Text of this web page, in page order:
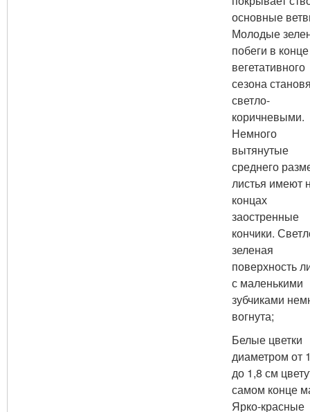
основные
Молодые
побеги в конце
вегетативного
сезона
светло-
коричневыми.
Немного
вытянутые
среднего
листья имеют
концах
заостренные
кончики.
зеленая
поверхность
с маленькими
зубчиками
вогнута;
Белые цветки
диаметром от
до 1,8 см
самом конце
Ярко-красные